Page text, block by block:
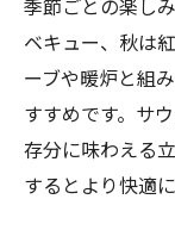
季節ごとの楽し
ベキュー、秋は
ーブや暖炉と組
すすめです。サ
存分に味わえる
するとより快適